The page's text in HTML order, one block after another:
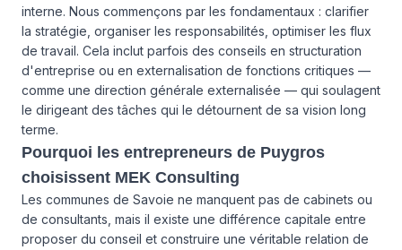
interne. Nous commençons par les fondamentaux : clarifier
la stratégie, organiser les responsabilités, optimiser les flux
de travail. Cela inclut parfois des conseils en structuration
d'entreprise ou en externalisation de fonctions critiques —
comme une direction générale externalisée — qui soulagent
le dirigeant des tâches qui le détournent de sa vision long
terme.
Pourquoi les entrepreneurs de Puygros
choisissent MEK Consulting
Les communes de Savoie ne manquent pas de cabinets ou
de consultants, mais il existe une différence capitale entre
proposer du conseil et construire une véritable relation de